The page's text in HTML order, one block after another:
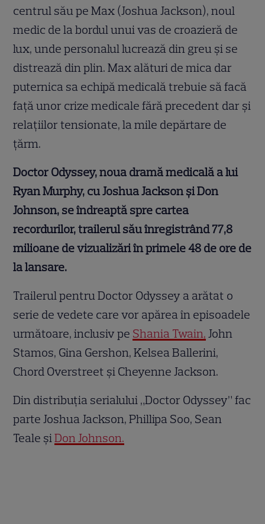
centrul său pe Max (Joshua Jackson), noul
medic de la bordul unui vas de croazieră de
lux, unde personalul lucrează din greu și se
distrează din plin. Max alături de mica dar
puternica sa echipă medicală trebuie să facă
față unor crize medicale fără precedent dar și
relațiilor tensionate, la mile depărtare de
țărm.
Doctor Odyssey, noua dramă medicală a lui
Ryan Murphy, cu Joshua Jackson și Don
Johnson, se îndreaptă spre cartea
recordurilor, trailerul său înregistrând 77,8
milioane de vizualizări în primele 48 de ore de
la lansare.
Trailerul pentru Doctor Odyssey a arătat o
serie de vedete care vor apărea în episoadele
următoare, inclusiv pe Shania Twain, John
Stamos, Gina Gershon, Kelsea Ballerini,
Chord Overstreet și Cheyenne Jackson.
Din distribuția serialului „Doctor Odyssey” fac
parte Joshua Jackson, Phillipa Soo, Sean
Teale șiDon Johnson.